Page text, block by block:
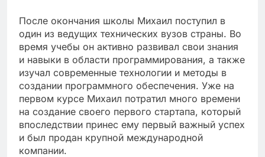
После окончания школы Михаил поступил в
один из ведущих технических вузов страны. Во
время учебы он активно развивал свои знания
и навыки в области программирования, а также
изучал современные технологии и методы в
создании программного обеспечения. Уже на
первом курсе Михаил потратил много времени
на создание своего первого стартапа, который
впоследствии принес ему первый важный успех
и был продан крупной международной
компании.